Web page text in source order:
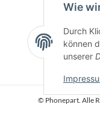
Wie
Durch
können
unserer
© Phonepart. Alle